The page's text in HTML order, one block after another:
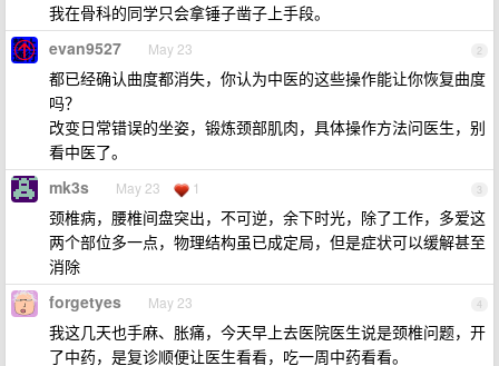
我在骨科的同学只会拿锤子凿子上手段。
2
evan9527 May 23
都已经确认曲度都消失，你认为中医的这些操作能让你恢复曲度
吗？
改变日常错误的坐姿，锻炼颈部肌肉，具体操作方法问医生，别
看中医了。
3
mk3s May 23 1
颈椎病，腰椎间盘突出，不可逆，余下时光，除了工作，多爱这
两个部位多一点，物理结构虽已成定局，但是症状可以缓解甚至
消除
4
forgetyes May 23
我这几天也手麻、胀痛，今天早上去医院医生说是颈椎问题，开
了中药，是复诊顺便让医生看看，吃一周中药看看。